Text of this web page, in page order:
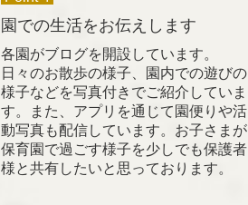
園での生活をお伝えします
各園がブログを開設しています。
日々のお散歩の様子、園内での遊びの
様子などを写真付きでご紹介していま
す。また、アプリを通じて園便りや活
動写真も配信しています。お子さまが
保育園で過ごす様子を少しでも保護者
様と共有したいと思っております。